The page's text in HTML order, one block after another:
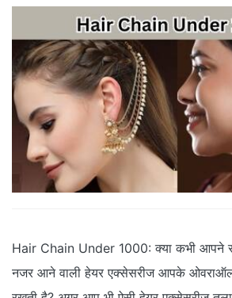
Hair Chain Under 1000: क्‍या कभी आपने
नजर आने वाली हेयर एक्‍सेसरीज आपके